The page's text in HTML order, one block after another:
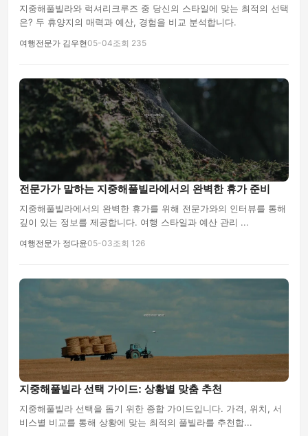
지중해풀빌라와 럭셔리크루즈 중 당신의 스타일에 맞는 최적의 선택
은? 두 휴양지의 매력과 예산, 경험을 비교 분석합니다.
여행전문가 김우현05-04조회 235
전문가가 말하는 지중해풀빌라에서의 완벽한 휴가 준비
지중해풀빌라에서의 완벽한 휴가를 위해 전문가와의 인터뷰를 통해
깊이 있는 정보를 제공합니다. 여행 스타일과 예산 관리 ...
여행전문가 정다윤05-03조회 126
지중해풀빌라 선택 가이드: 상황별 맞춤 추천
지중해풀빌라 선택을 돕기 위한 종합 가이드입니다. 가격, 위치, 서
비스별 비교를 통해 상황에 맞는 최적의 풀빌라를 추천합...